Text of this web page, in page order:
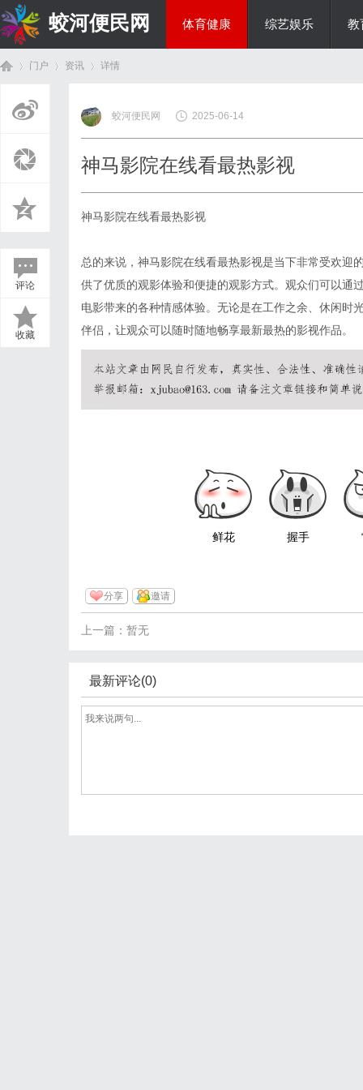
蛟河便民网 体育健康 综艺娱乐 教
门户 资讯
›
详情
评论
收藏
蛟河便民网 2025-06-14
神马影院在线看最热影视
神马影院在线看最热影视
总的来说，神马影院在线看最热影视是当下非常受欢迎
供了优质的观影体验和便捷的观影方式。观众们可以通
电影带来的各种情感体验。无论是在工作之余、休闲时
伴侣，让观众可以随时随地畅享最新最热的影视作品。
鲜花 握手
分享 邀请
上一篇：暂无
最新评论(0)